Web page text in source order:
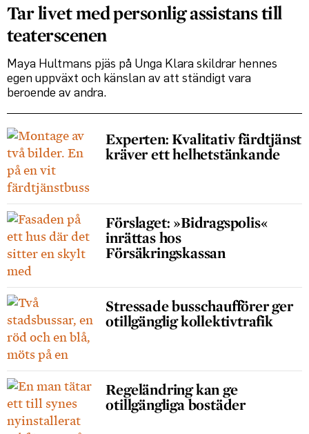
Tar livet med personlig assistans till
teaterscenen
Maya Hultmans pjäs på Unga Klara skildrar hennes
egen uppväxt och känslan av att ständigt vara
beroende av andra.
Experten: Kvalitativ färdtjänst
kräver ett helhetstänkande
Förslaget: »Bidragspolis«
inrättas hos
Försäkringskassan
Stressade busschaufförer ger
otillgänglig kollektivtrafik
Regeländring kan ge
otillgängliga bostäder